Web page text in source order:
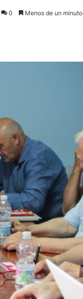
0 Menos de un minuto